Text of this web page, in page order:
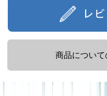
商品につい